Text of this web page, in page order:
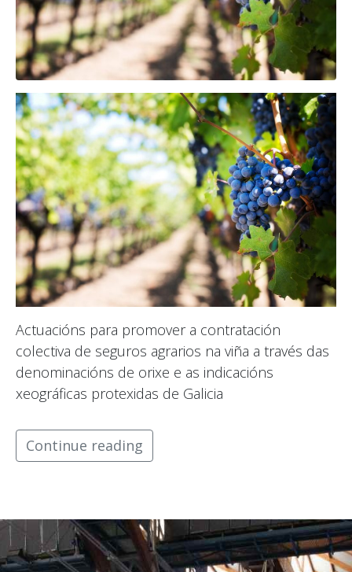
Actuacións para promover a contratación
colectiva de seguros agrarios na viña a través das
denominacións de orixe e as indicacións
xeográficas protexidas de Galicia
Continue reading